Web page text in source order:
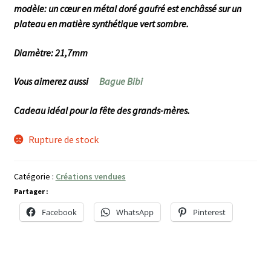
modèle: un cœur en métal doré gaufré est enchâssé sur un
plateau en matière synthétique vert sombre.
Diamètre: 21,7mm
Vous aimerez aussi Bague Bibi
Cadeau idéal pour la fête des grands-mères.
Rupture de stock
Catégorie : Créations vendues
Partager :
Facebook WhatsApp Pinterest